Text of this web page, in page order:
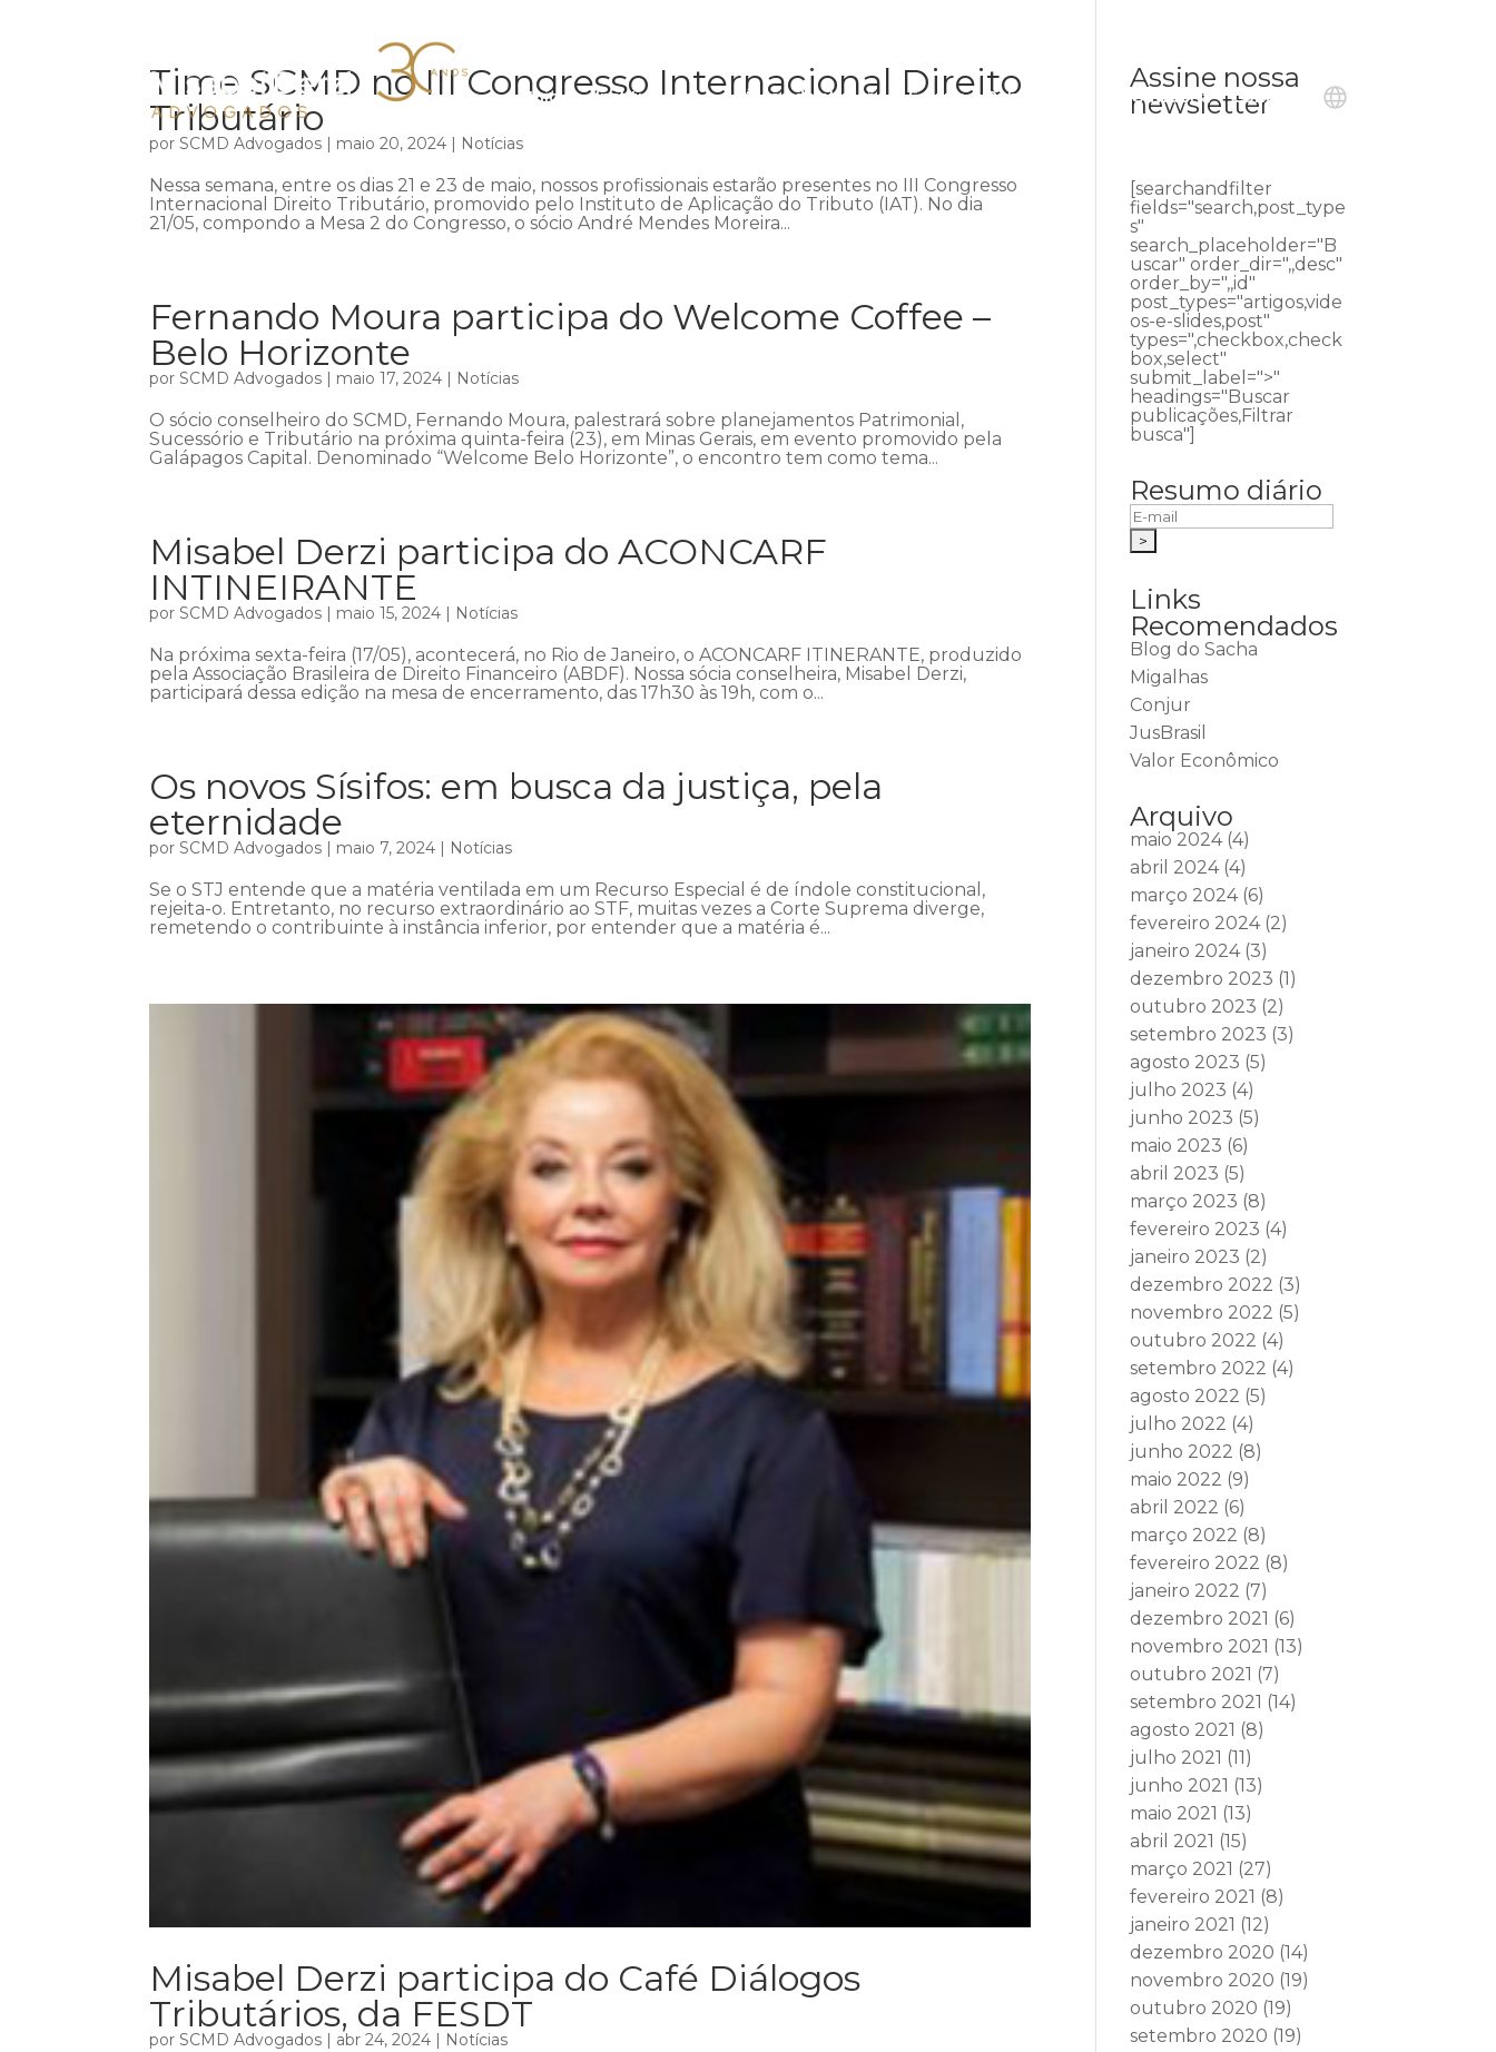
Início Institucional Áreas de atuação Equipe Publicações Ouvidoria Contato
Time SCMD no III Congresso Internacional Direito
Tributário
porSCMD Advogados | maio 20, 2024 | Notícias
Nessa semana, entre os dias 21 e 23 de maio, nossos profissionais estarão presentes no III Congresso
Internacional Direito Tributário, promovido pelo Instituto de Aplicação do Tributo (IAT). No dia
21/05, compondo a Mesa 2 do Congresso, o sócio André Mendes Moreira...
Fernando Moura participa do Welcome Coffee –
Belo Horizonte
porSCMD Advogados | maio 17, 2024 | Notícias
O sócio conselheiro do SCMD, Fernando Moura, palestrará sobre planejamentos Patrimonial,
Sucessório e Tributário na próxima quinta-feira (23), em Minas Gerais, em evento promovido pela
Galápagos Capital. Denominado “Welcome Belo Horizonte”, o encontro tem como tema...
Misabel Derzi participa do ACONCARF
INTINEIRANTE
porSCMD Advogados | maio 15, 2024 | Notícias
Na próxima sexta-feira (17/05), acontecerá, no Rio de Janeiro, o ACONCARF ITINERANTE, produzido
pela Associação Brasileira de Direito Financeiro (ABDF). Nossa sócia conselheira, Misabel Derzi,
participará dessa edição na mesa de encerramento, das 17h30 às 19h, com o...
Os novos Sísifos: em busca da justiça, pela
eternidade
porSCMD Advogados | maio 7, 2024 | Notícias
Se o STJ entende que a matéria ventilada em um Recurso Especial é de índole constitucional,
rejeita-o. Entretanto, no recurso extraordinário ao STF, muitas vezes a Corte Suprema diverge,
remetendo o contribuinte à instância inferior, por entender que a matéria é...
Misabel Derzi participa do Café Diálogos
Tributários, da FESDT
porSCMD Advogados | abr 24, 2024 | Notícias
Assine nossa
newsletter
[searchandfilter
fields="search,post_type
s"
search_placeholder="B
uscar" order_dir=",,desc"
order_by=",,id"
post_types="artigos,vide
os-e-slides,post"
types=",checkbox,check
box,select"
submit_label=">"
headings="Buscar
publicações,Filtrar
busca"]
Resumo diário
Links
Recomendados
Blog do Sacha
Migalhas
Conjur
JusBrasil
Valor Econômico
Arquivo
maio 2024(4)
abril 2024(4)
março 2024(6)
fevereiro 2024(2)
janeiro 2024(3)
dezembro 2023 (1)
outubro 2023 (2)
setembro 2023 (3)
agosto 2023 (5)
julho 2023 (4)
junho 2023 (5)
maio 2023 (6)
abril 2023 (5)
março 2023 (8)
fevereiro 2023 (4)
janeiro 2023 (2)
dezembro 2022 (3)
novembro 2022 (5)
outubro 2022 (4)
setembro 2022 (4)
agosto 2022 (5)
julho 2022 (4)
junho 2022 (8)
maio 2022 (9)
abril 2022 (6)
março 2022 (8)
fevereiro 2022 (8)
janeiro 2022 (7)
dezembro 2021 (6)
novembro 2021 (13)
outubro 2021 (7)
setembro 2021 (14)
agosto 2021 (8)
julho 2021 (11)
junho 2021 (13)
maio 2021 (13)
abril 2021 (15)
março 2021 (27)
fevereiro 2021 (8)
janeiro 2021 (12)
dezembro 2020 (14)
novembro 2020 (19)
outubro 2020 (19)
setembro 2020 (19)